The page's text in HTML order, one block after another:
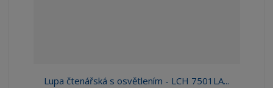
Lupa čtenářská s osvětlením - LCH 7501LA...